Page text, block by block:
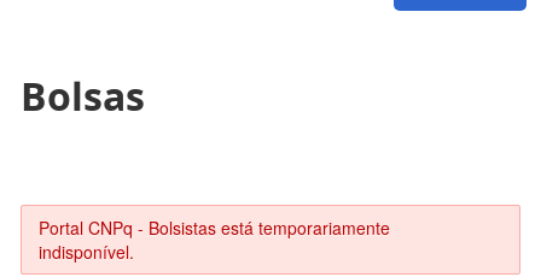
Bolsas
Portal CNPq - Bolsistas está temporariamente
indisponível.